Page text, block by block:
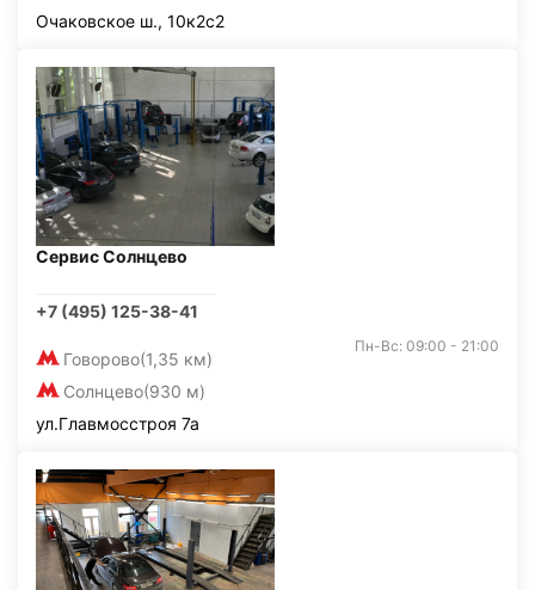
Очаковское ш., 10к2с2
Сервис Солнцево
+7 (495) 125-38-41
Говорово(1,35 км)
Солнцево(930 м)
Пн-Вс: 09:00 - 21:00
ул.Главмосстроя 7а